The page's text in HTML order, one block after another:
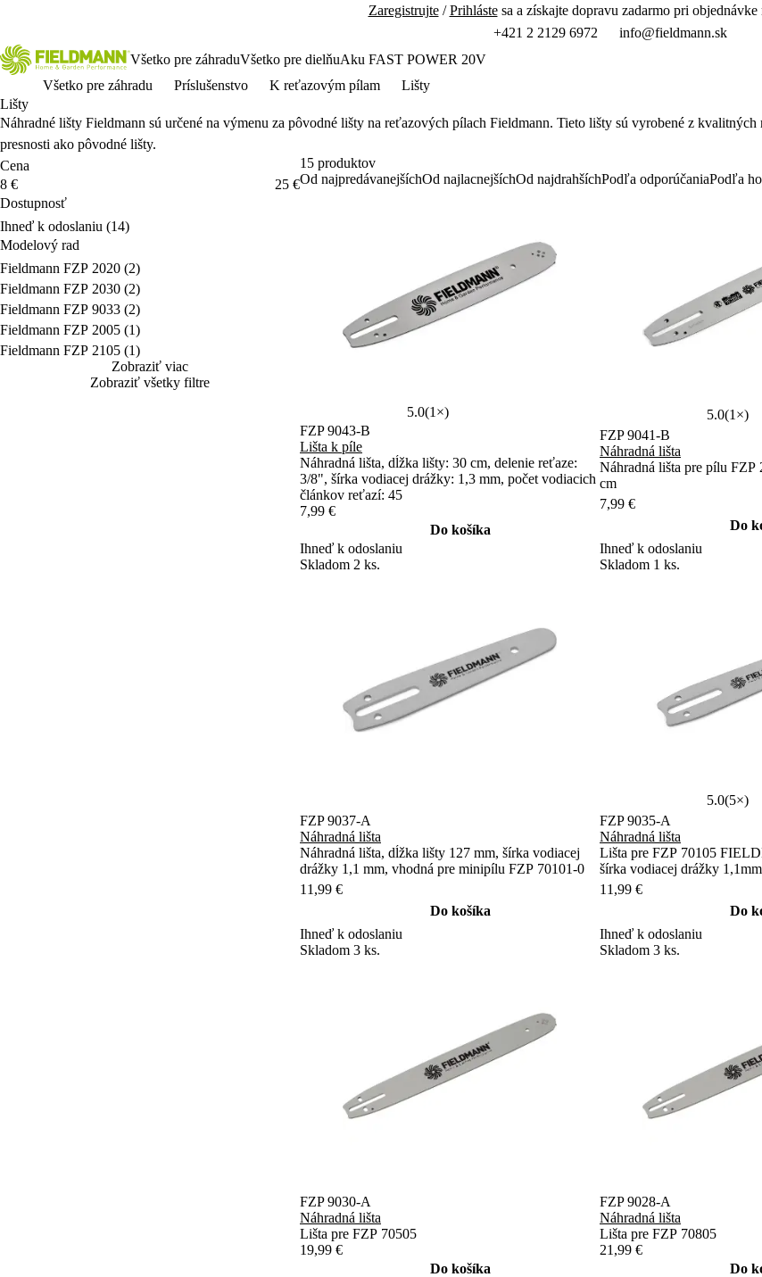
Zaregistrujte/Prihlástesa a získajte dopravu zadarmo pri objednávke
+421 2 2129 6972
info@fieldmann.sk
Všetko pre záhraduVšetko pre dielňuAku FAST POWER 20V
Všetko pre záhradu
Príslušenstvo K reťazovým pílam
Lišty
Lišty
Náhradné lišty Fieldmann sú určené na výmenu za pôvodné lišty na reťazových pílach Fieldmann. Tieto lišty sú vyrobené z kvalitných
presnosti ako pôvodné lišty.
Cena
Cena
8 €
25 €
Dostupnosť
Dostupnosť
Ihneď k odoslaniu (14)
Modelový rad
Modelový rad
Fieldmann FZP 2020 (2)
Fieldmann FZP 2030 (2)
Fieldmann FZP 9033 (2)
Fieldmann FZP 2005 (1)
Fieldmann FZP 2105 (1)
Zobraziť viac
Zobraziť všetky filtre
15 produktov
Od najpredávanejšíchOd najlacnejšíchOd najdrahšíchPodľa odporúčaniaPodľa
5.0(1×)
FZP 9043-B
Lišta k píle
Náhradná lišta, dĺžka lišty: 30 cm, delenie reťaze:
3/8", šírka vodiacej drážky: 1,3 mm, počet vodiacich
článkov reťazí: 45
7,99 €
Do košíka
Ihneď k odoslaniu
Skladom 2 ks.
5.0(1×)
FZP 9041-B
Náhradná lišta
Náhradná lišta pre pílu
cm
7,99 €
Do
Ihneď k odoslaniu
Skladom 1 ks.
FZP 9037-A
Náhradná lišta
Náhradná lišta, dĺžka lišty 127 mm, šírka vodiacej
drážky 1,1 mm, vhodná pre minipílu FZP 70101-0
11,99 €
Do košíka
Ihneď k odoslaniu
Skladom 3 ks.
5.0(5×)
FZP 9035-A
Náhradná lišta
Lišta pre FZP 70105
šírka vodiacej drážky 1,1mm
11,99 €
Do
Ihneď k odoslaniu
Skladom 3 ks.
FZP 9030-A
Náhradná lišta
Lišta pre FZP 70505
19,99 €
Do košíka
FZP 9028-A
Náhradná lišta
Lišta pre FZP 70805
21,99 €
Do